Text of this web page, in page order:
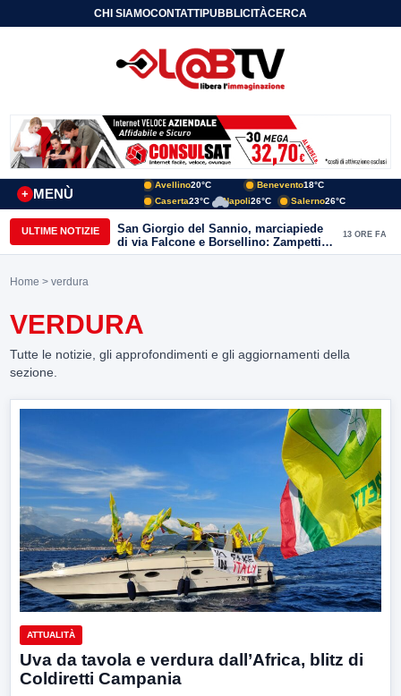
CHI SIAMOCONTATTIPUBBLICITÀCERCA
MENÙ
+
Avellino20°C Benevento18°C
Caserta23°C Napoli26°C Salerno26°C
ULTIME NOTIZIE
San Giorgio del Sannio, marciapiede
di via Falcone e Borsellino: Zampetti e
Lombardi replicano alle polemiche
13 ORE FA
Home > verdura
VERDURA
Tutte le notizie, gli approfondimenti e gli aggiornamenti della
sezione.
ATTUALITÀ
Uva da tavola e verdura dall’Africa, blitz di
Coldiretti Campania